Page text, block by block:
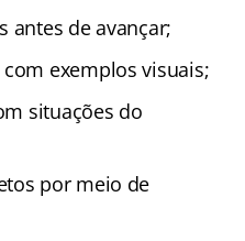
antes de avançar;
exemplos visuais;
situações do
por meio de